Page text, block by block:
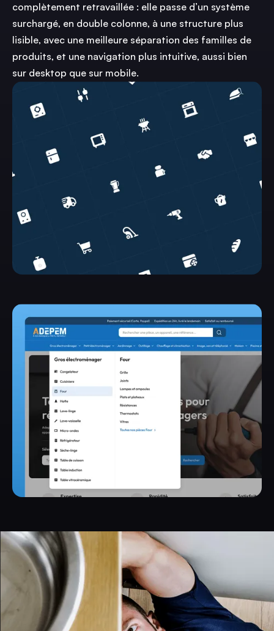
complètement retravaillée : elle passe d’un système
surchargé, en double colonne, à une structure plus
lisible, avec une meilleure séparation des familles de
produits, et une navigation plus intuitive, aussi bien
sur desktop que sur mobile.